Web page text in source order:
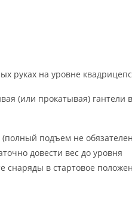
руках на уровне
(или прокатывая) гантели
подъем не
довести вес до уровня
снаряды в стартовое